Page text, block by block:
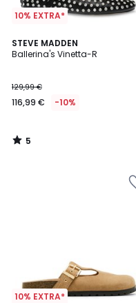
10% EXTRA*
STEVE MADDEN
Ballerina's Vinetta-R
129,99 €
116,99 € -10%
5
/
5
/
10% EXTRA*